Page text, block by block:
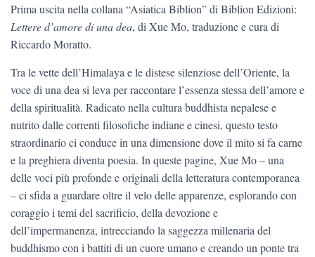
L
Prima uscita nella collana “Asiatica Biblion” di Biblion Edizioni:
Lettere d’amore di una dea, di Xue Mo, traduzione e cura di
Riccardo Moratto.
Tra le vette dell’Himalaya e le distese silenziose dell’Oriente, la
voce di una dea si leva per raccontare l’essenza stessa dell’amore e
della spiritualità. Radicato nella cultura buddhista nepalese e
nutrito dalle correnti filosofiche indiane e cinesi, questo testo
straordinario ci conduce in una dimensione dove il mito si fa carne
e la preghiera diventa poesia. In queste pagine, Xue Mo – una
delle voci più profonde e originali della letteratura contemporanea
– ci sfida a guardare oltre il velo delle apparenze, esplorando con
coraggio i temi del sacrificio, della devozione e
dell’impermanenza, intrecciando la saggezza millenaria del
buddhismo con i battiti di un cuore umano e creando un ponte tra